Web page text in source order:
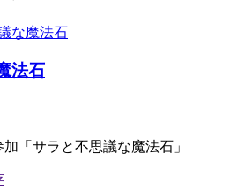
法石
「サラと不思議な魔法石」